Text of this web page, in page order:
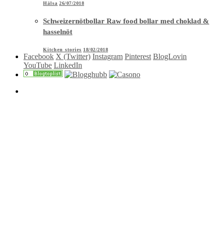
Hälsa 26/07/2018
Schweizernötbollar Raw food bollar med choklad &
hasselnöt
Kitchen stories 18/02/2018
Facebook X (Twitter) Instagram Pinterest BlogLovin
YouTube LinkedIn